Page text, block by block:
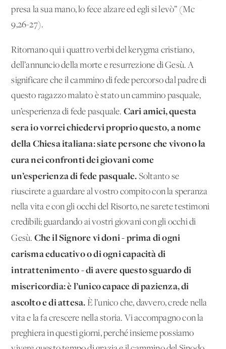
presa la sua mano, lo fece alzare ed egli si levò” (Mc
9,26-27).
Ritornano qui i quattro verbi del kerygma cristiano,
dell’annuncio della morte e resurrezione di Gesù. A
significare che il cammino di fede percorso dal padre di
questo ragazzo malato è stato un cammino pasquale,
un’esperienza di fede pasquale. Cari amici, questa
sera io vorrei chiedervi proprio questo, a nome
della Chiesa italiana: siate persone che vivono la
cura nei confronti dei giovani come
un’esperienza di fede pasquale. Soltanto se
riuscirete a guardare al vostro compito con la speranza
nella vita e con gli occhi del Risorto, ne sarete testimoni
credibili; guardando ai vostri giovani con gli occhi di
Gesù. Che il Signore vi doni - prima di ogni
carisma educativo o di ogni capacità di
intrattenimento - di avere questo sguardo di
misericordia: è l’unico capace di pazienza, di
ascolto e di attesa. È l’unico che, davvero, crede nella
vita e la fa crescere nella storia. Vi accompagno con la
preghiera in questi giorni, perché insieme possiamo